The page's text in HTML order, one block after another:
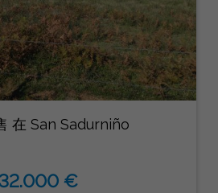
在 San Sadurniño
32.000 €